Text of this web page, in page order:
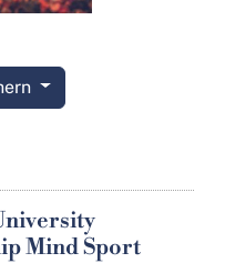
Mind Sport